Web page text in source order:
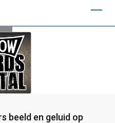
beeld en geluid op